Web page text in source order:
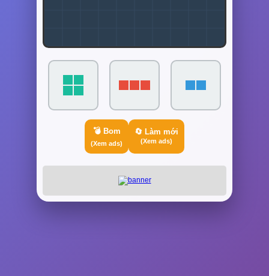
💣 Bom
(Xem ads)
🔄 Làm mới
(Xem ads)